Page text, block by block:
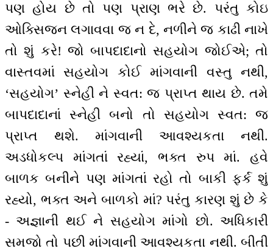
પણ હોય છે તો પણ પ્રાણ ભરે છે. પરંતુ કોઇ
ઓક્સિજન લગાવવા જ ન દે, નળીને જ કાઢી નાખે
તો શું કરે! જો બાપદાદાનો સહયોગ જોઈએ; તો
વાસ્તવમાં સહયોગ કોઈ માંગવાની વસ્તુ નથી,
‘સહયોગ’ સ્નેહી ને સ્વત: જ પ્રાપ્ત થાય છે. તમે
બાપદાદાનાં સ્નેહી બનો તો સહયોગ સ્વત: જ
પ્રાપ્ત થશે. માંગવાની આવશ્યકતા નથી.
અડધોકલ્પ માંગતાં રહ્યાં, ભક્ત રુપ માં. હવે
બાળક બનીને પણ માંગતાં રહો તો બાકી ફર્ક શું
રહ્યો, ભક્ત અને બાળકો માં? પરંતુ કારણ શું છે કે
- અજ્ઞાની થઈ ને સહયોગ માંગો છો. અધિકારી
સમજો તો પછી માંગવાની આવશ્યકતા નથી. બીતી